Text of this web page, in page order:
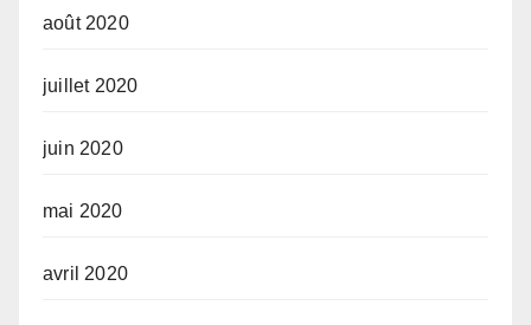
août 2020
juillet 2020
juin 2020
mai 2020
avril 2020